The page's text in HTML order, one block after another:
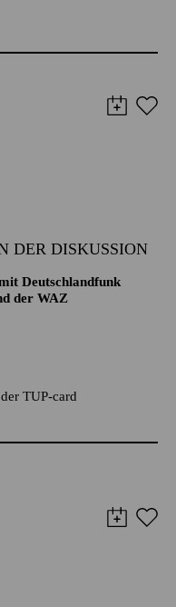
DER DISKUSSION
Deutschlandfunk
der WAZ
TUP-card